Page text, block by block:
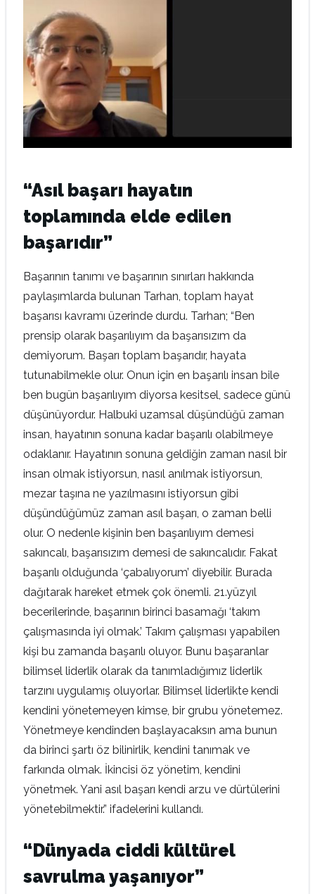
“Asıl başarı hayatın
toplamında elde edilen
başarıdır”
Başarının tanımı ve başarının sınırları hakkında
paylaşımlarda bulunan Tarhan, toplam hayat
başarısı kavramı üzerinde durdu. Tarhan; “Ben
prensip olarak başarılıyım da başarısızım da
demiyorum. Başarı toplam başarıdır, hayata
tutunabilmekle olur. Onun için en başarılı insan bile
ben bugün başarılıyım diyorsa kesitsel, sadece günü
düşünüyordur. Halbuki uzamsal düşündüğü zaman
insan, hayatının sonuna kadar başarılı olabilmeye
odaklanır. Hayatının sonuna geldiğin zaman nasıl bir
insan olmak istiyorsun, nasıl anılmak istiyorsun,
mezar taşına ne yazılmasını istiyorsun gibi
düşündüğümüz zaman asıl başarı, o zaman belli
olur. O nedenle kişinin ben başarılıyım demesi
sakıncalı, başarısızım demesi de sakıncalıdır. Fakat
başarılı olduğunda ‘çabalıyorum’ diyebilir. Burada
dağıtarak hareket etmek çok önemli. 21.yüzyıl
becerilerinde, başarının birinci basamağı ‘takım
çalışmasında iyi olmak.’ Takım çalışması yapabilen
kişi bu zamanda başarılı oluyor. Bunu başaranlar
bilimsel liderlik olarak da tanımladığımız liderlik
tarzını uygulamış oluyorlar. Bilimsel liderlikte kendi
kendini yönetemeyen kimse, bir grubu yönetemez.
Yönetmeye kendinden başlayacaksın ama bunun
da birinci şartı öz bilinirlik, kendini tanımak ve
farkında olmak. İkincisi öz yönetim, kendini
yönetmek. Yani asıl başarı kendi arzu ve dürtülerini
yönetebilmektir.” ifadelerini kullandı.
“Dünyada ciddi kültürel
savrulma yaşanıyor”